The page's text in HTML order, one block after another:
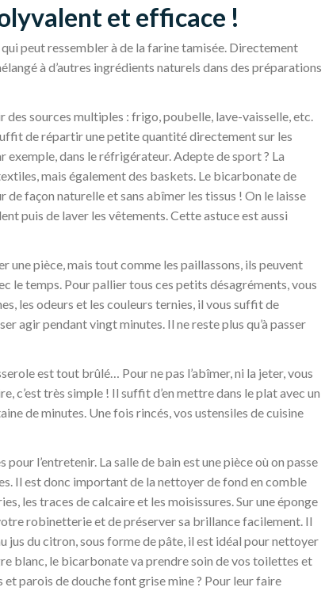
et efficace !
peut ressembler à de la farine tamisée. Directement
à d’autres ingrédients naturels dans des préparations
des sources multiples : frigo, poubelle, lave-vaisselle, etc.
de répartir une petite quantité directement sur les
exemple, dans le réfrigérateur. Adepte de sport ? La
mais également des baskets. Le bicarbonate de
façon naturelle et sans abîmer les tissus ! On le laisse
puis de laver les vêtements. Cette astuce est aussi
une pièce, mais tout comme les paillassons, ils peuvent
le temps. Pour pallier tous ces petits désagréments, vous
les odeurs et les couleurs ternies, il vous suffit de
agir pendant vingt minutes. Il ne reste plus qu’à passer
est tout brûlé… Pour ne pas l’abîmer, ni la jeter, vous
c’est très simple ! Il suffit d’en mettre dans le plat avec un
de minutes. Une fois rincés, vos ustensiles de cuisine
l’entretenir. La salle de bain est une pièce où on passe
Il est donc important de la nettoyer de fond en comble
les traces de calcaire et les moisissures. Sur une éponge
robinetterie et de préserver sa brillance facilement. Il
du citron, sous forme de pâte, il est idéal pour nettoyer
blanc, le bicarbonate va prendre soin de vos toilettes et
parois de douche font grise mine ? Pour leur faire